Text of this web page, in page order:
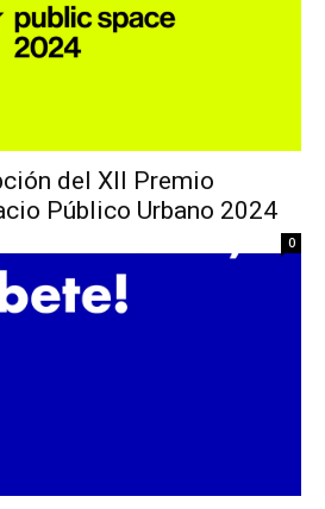
del XII Premio
Público Urbano 2024
0